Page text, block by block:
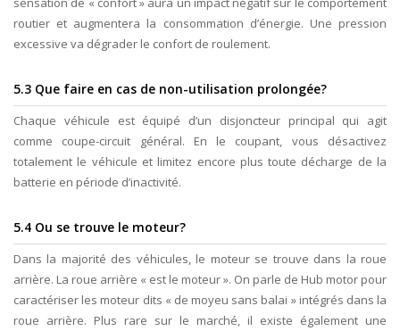
routier et augmentera la consommation d’énergie. Une pression
excessive va dégrader le confort de roulement.
5.3 Que faire en cas de non-utilisation prolongée?
Chaque véhicule est équipé d’un disjoncteur principal qui agit
comme coupe-circuit général. En le coupant, vous désactivez
totalement le véhicule et limitez encore plus toute décharge de la
batterie en période d’inactivité.
5.4 Ou se trouve le moteur?
Dans la majorité des véhicules, le moteur se trouve dans la roue
arrière. La roue arrière « est le moteur ». On parle de Hub motor pour
caractériser les moteur dits « de moyeu sans balai » intégrés dans la
roue arrière. Plus rare sur le marché, il existe également une